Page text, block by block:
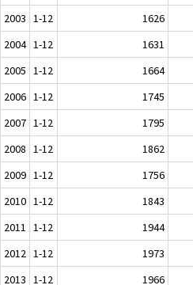
2003 1-12 1626
2004 1-12 1631
2005 1-12 1664
2006 1-12 1745
2007 1-12 1795
2008 1-12 1862
2009 1-12 1756
2010 1-12 1843
2011 1-12 1944
2012 1-12 1973
2013 1-12 1966